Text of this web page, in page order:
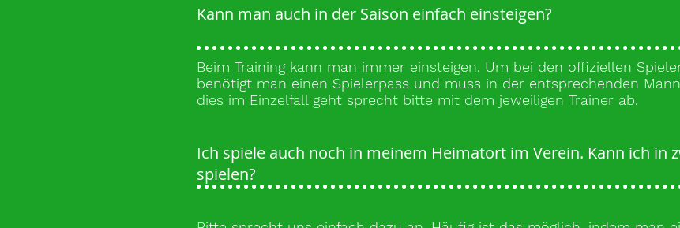
Kann man auch in der Saison einfach einsteigen?
Beim Training kann man immer einsteigen. Um bei den offiziellen
benötigt man einen Spielerpass und muss in der entsprechenden
dies im Einzelfall geht sprecht bitte mit dem jeweiligen Trainer ab.
Ich spiele auch noch in meinem Heimatort im Verein. Kann ich in
spielen?